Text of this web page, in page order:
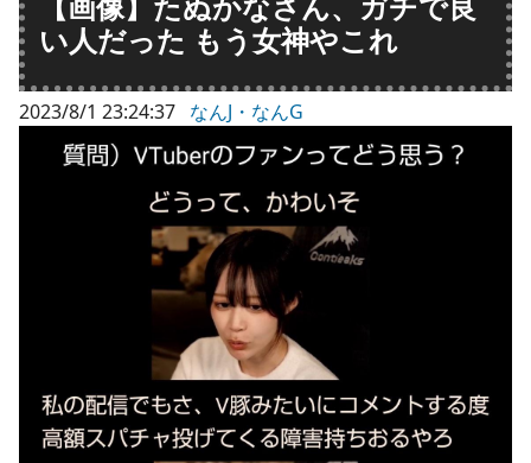
い人だった もう女神やこれ
2023/8/1 23:24:37 なんJ・なんG